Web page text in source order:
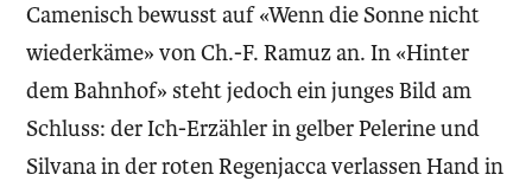
Camenisch bewusst auf «Wenn die Sonne nicht
wiederkäme» von Ch.-F. Ramuz an. In «Hinter
dem Bahnhof» steht jedoch ein junges Bild am
Schluss: der Ich-Erzähler in gelber Pelerine und
Silvana in der roten Regenjacca verlassen Hand in